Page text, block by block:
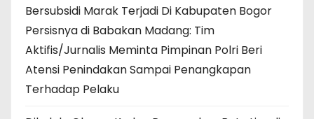
Bersubsidi Marak Terjadi Di Kabupaten Bogor
Persisnya di Babakan Madang: Tim
Aktifis/Jurnalis Meminta Pimpinan Polri Beri
Atensi Penindakan Sampai Penangkapan
Terhadap Pelaku